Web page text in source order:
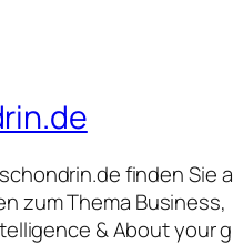
finden Sie
zum Thema Business,
& About your